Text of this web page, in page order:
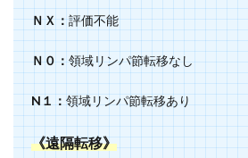
ＮＸ：評価不能
Ｎ０：領域リンパ節転移なし
N１： 領域リンパ節転移あり
《遠隔転移》